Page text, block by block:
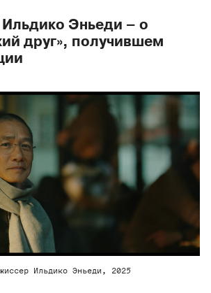
Эньеди – о
друг», получившем
Ильдико Эньеди, 2025